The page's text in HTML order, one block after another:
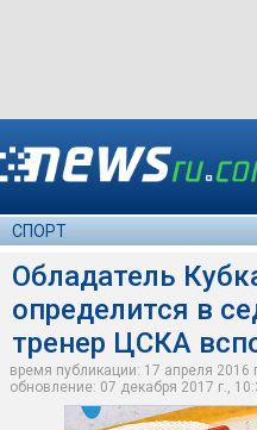
СПОРТ
Обладатель
определится в
тренер ЦСКА
время публикации: 17 апреля 2016
обновление: 07 декабря 2017 г.,